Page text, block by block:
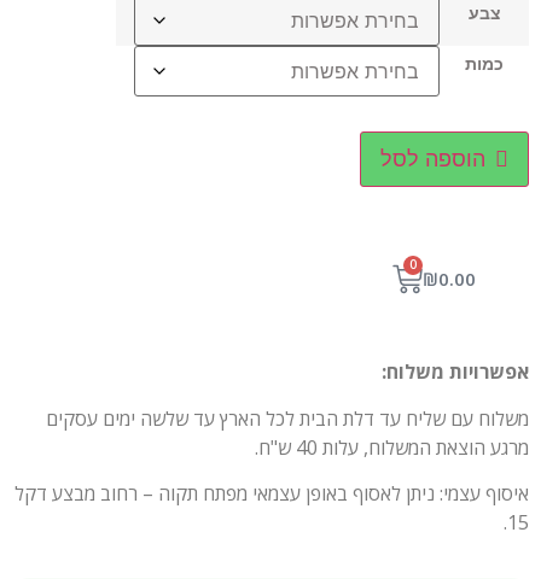
צבע
כמות
הוספה לסל
₪0.00
0
אפשרויות משלוח:
משלוח עם שליח עד דלת הבית לכל הארץ עד שלשה ימים עסקים
מרגע הוצאת המשלוח, עלות 40 ש"ח.
איסוף עצמי: ניתן לאסוף באופן עצמאי מפתח תקוה – רחוב מבצע דקל
15.